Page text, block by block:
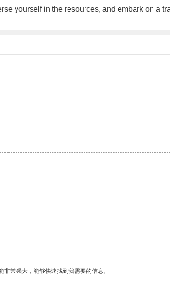
yourself in the resources, and embark on a
常强大，能够快速找到我需要的信息。